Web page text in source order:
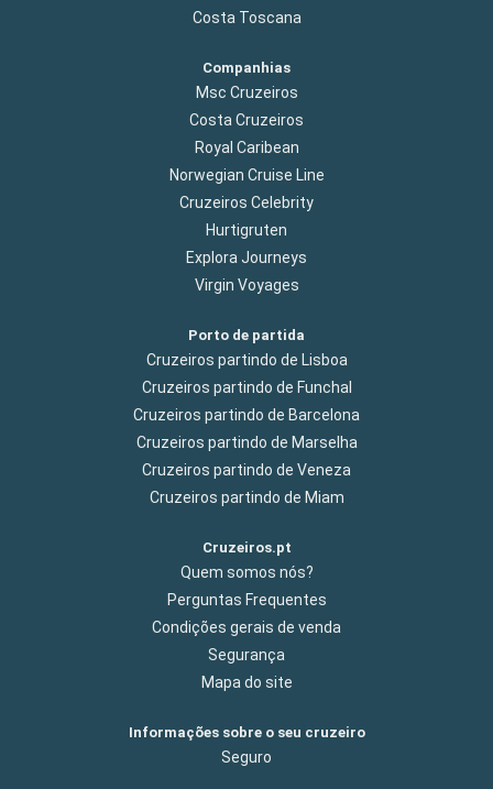
Costa Toscana
Companhias
Msc Cruzeiros
Costa Cruzeiros
Royal Caribean
Norwegian Cruise Line
Cruzeiros Celebrity
Hurtigruten
Explora Journeys
Virgin Voyages
Porto de partida
Cruzeiros partindo de Lisboa
Cruzeiros partindo de Funchal
Cruzeiros partindo de Barcelona
Cruzeiros partindo de Marselha
Cruzeiros partindo de Veneza
Cruzeiros partindo de Miam
Cruzeiros.pt
Quem somos nós?
Perguntas Frequentes
Condições gerais de venda
Segurança
Mapa do site
Informações sobre o seu cruzeiro
Seguro